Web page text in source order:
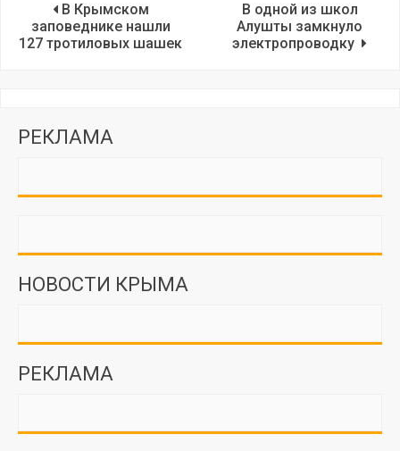
В Крымском
заповеднике нашли
127 тротиловых шашек
В одной из школ
Алушты замкнуло
электропроводку
РЕКЛАМА
НОВОСТИ КРЫМА
РЕКЛАМА